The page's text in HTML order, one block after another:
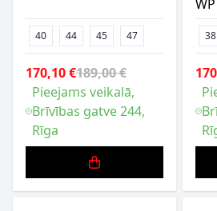
40 44 45 47
170,10 €189,00 €
Pieejams veikalā,
Brīvības gatve 244,
Rīga
38